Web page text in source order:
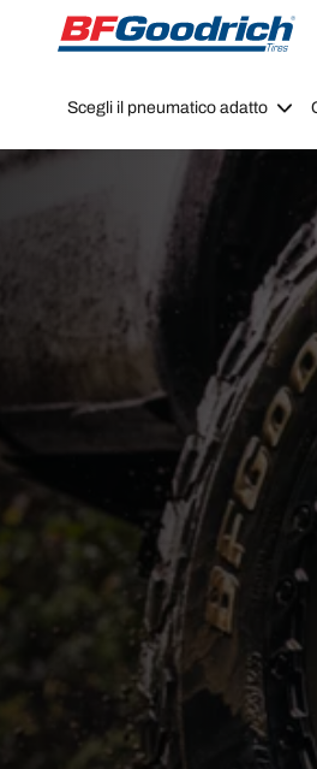
Go to page content
Go to page
Scegli il pneumatico adatto